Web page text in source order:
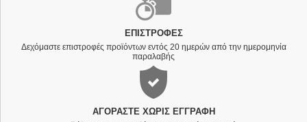
ΕΠΙΣΤΡΟΦΈΣ
Δεχόμαστε επιστροφές προϊόντων εντός 20 ημερών από την ημερομηνία
παραλαβής
ΑΓΟΡΆΣΤΕ ΧΩΡΊΣ ΕΓΓΡΑΦΉ